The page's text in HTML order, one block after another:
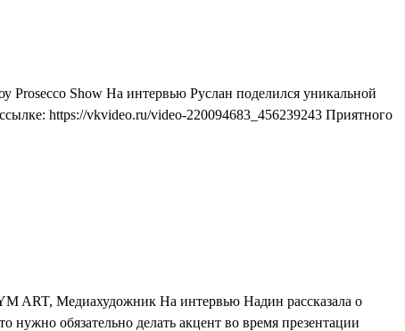
Show На интервью Руслан поделился уникальной
https://vkvideo.ru/video-220094683_456239243 Приятного
ART, Медиахудожник На интервью Надин рассказала о
обязательно делать акцент во время презентации